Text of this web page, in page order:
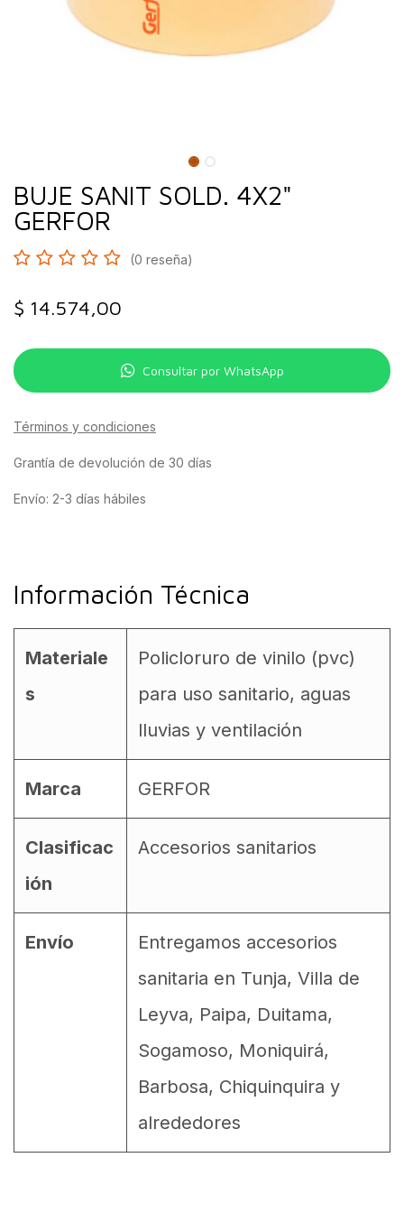
BUJE SANIT SOLD. 4X2"
GERFOR
(0 reseña)
$ 14.574,00
Consultar por WhatsApp
Términos y condiciones
Grantía de devolución de 30 días
Envío: 2-3 días hábiles
Información Técnica
Materiale
s
Policloruro de vinilo (pvc)
para uso sanitario, aguas
lluvias y ventilación
Marca GERFOR
Clasificac
ión
Accesorios sanitarios
Envío
Entregamos accesorios
sanitaria en Tunja, Villa de
Leyva, Paipa, Duitama,
Sogamoso, Moniquirá,
Barbosa, Chiquinquira y
alrededores